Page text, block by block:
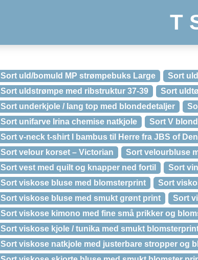
T
Sort uld/bomuld MP strømpebuks Large
Sort
Sort uldstrømpe med ribstruktur 37-39
Sort
Sort underkjole / lang top med blondedetaljer
Sort unifarve Irina chemise natkjole
Sort V
Sort v-neck t-shirt I bambus til Herre fra JBS of
Sort velour korset – Victorian
Sort velourbluse
Sort vest med quilt og knapper ned fortil
Sort
Sort viskose bluse med blomsterprint
Sort
Sort viskose bluse med smukt grønt print
Sort
Sort viskose kimono med fine små prikker og
Sort viskose kjole / tunika med smukt
Sort viskose natkjole med justerbare stropper og